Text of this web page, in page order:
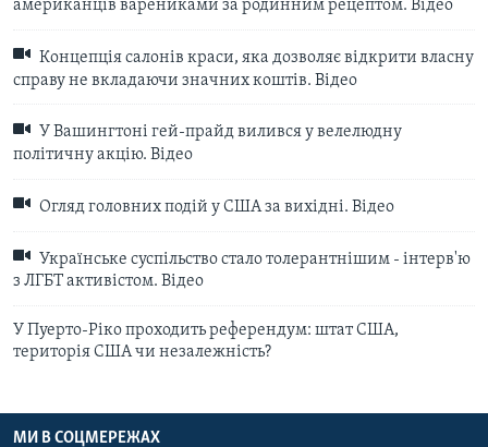
американців варениками за родинним рецептом. Відео
Концепція салонів краси, яка дозволяє відкрити власну
справу не вкладаючи значних коштів. Відео
У Вашингтоні гей-прайд вилився у велелюдну
політичну акцію. Відео
Огляд головних подій у США за вихідні. Відео
Українське суспільство стало толерантнішим - інтерв'ю
з ЛГБТ активістом. Відео
У Пуерто-Ріко проходить референдум: штат США,
територія США чи незалежність?
МИ В СОЦМЕРЕЖАХ